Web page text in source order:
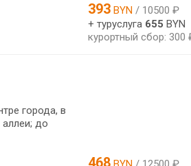
393 BYN / 10500 ₽
+ туруслуга 655 BYN
курортный сбор: 300
города, в
до